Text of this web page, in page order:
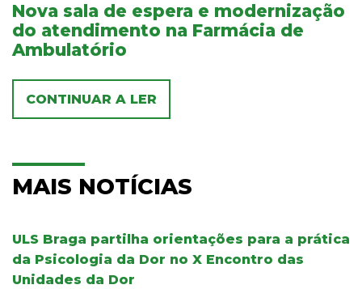
Nova sala de espera e modernização
do atendimento na Farmácia de
Ambulatório
CONTINUAR A LER
MAIS NOTÍCIAS
ULS Braga partilha orientações para a prática
da Psicologia da Dor no X Encontro das
Unidades da Dor